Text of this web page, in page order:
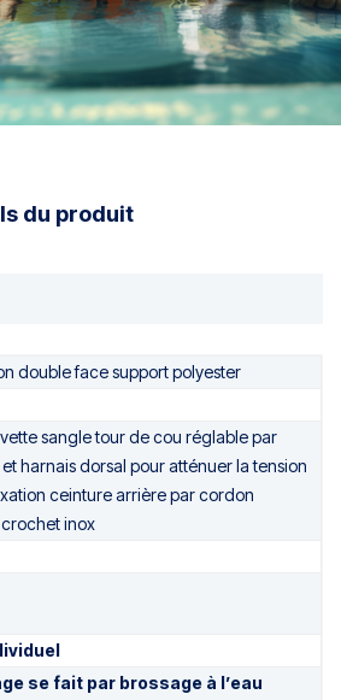
du produit
double face support polyester
sangle tour de cou réglable par
harnais dorsal pour atténuer la tension
ceinture arrière par cordon
inox
se fait par brossage à l’eau